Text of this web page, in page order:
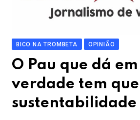
BICO NA TROMBETA OPINIÃO
O Pau que dá
verdade tem
sustentabilidade